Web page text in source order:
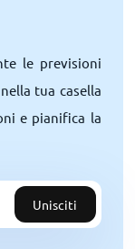
le previsioni
tua casella
e pianifica la
Unisciti